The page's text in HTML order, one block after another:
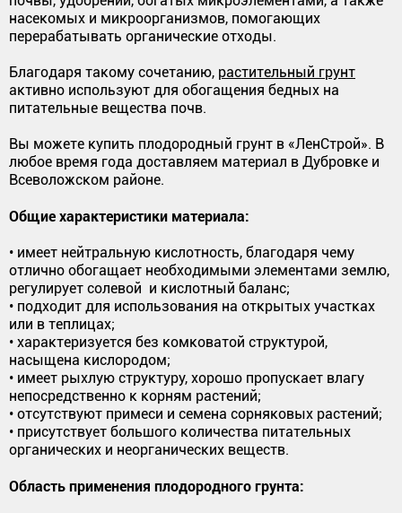
насекомых и микроорганизмов, помогающих
перерабатывать органические отходы.
Благодаря такому сочетанию, растительный грунт
активно используют для обогащения бедных на
питательные вещества почв.
Вы можете купить плодородный грунт в «ЛенСтрой». В
любое время года доставляем материал в Дубровке и
Всеволожском районе.
Общие характеристики материала:
• имеет нейтральную кислотность, благодаря чему
отлично обогащает необходимыми элементами землю,
регулирует солевой и кислотный баланс;
• подходит для использования на открытых участках
или в теплицах;
• характеризуется без комковатой структурой,
насыщена кислородом;
• имеет рыхлую структуру, хорошо пропускает влагу
непосредственно к корням растений;
• отсутствуют примеси и семена сорняковых растений;
• присутствует большого количества питательных
органических и неорганических веществ.
Область применения плодородного грунта: